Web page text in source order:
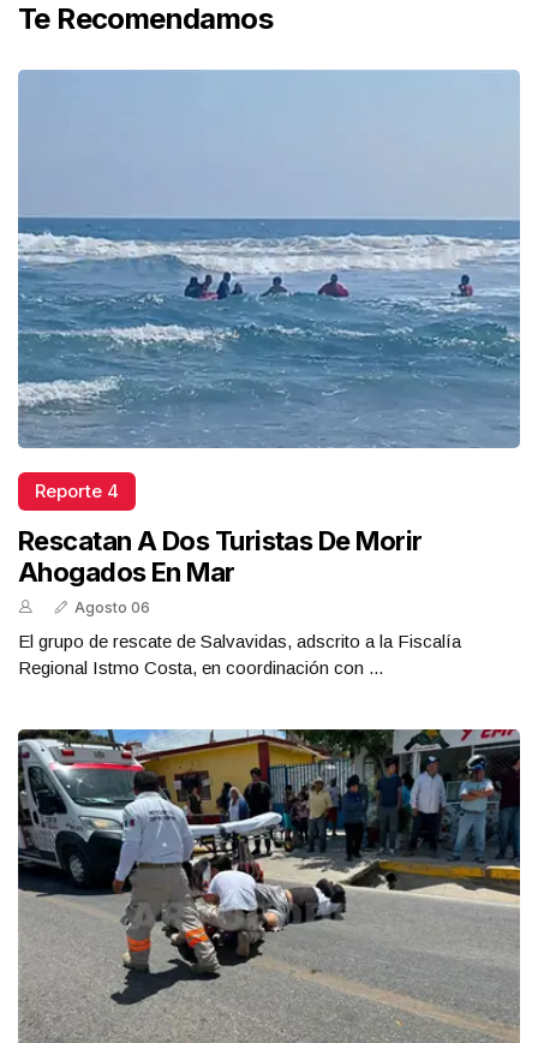
Te Recomendamos
Reporte 4
Rescatan A Dos Turistas De Morir
Ahogados En Mar
Agosto 06
El grupo de rescate de Salvavidas, adscrito a la Fiscalía
Regional Istmo Costa, en coordinación con ...